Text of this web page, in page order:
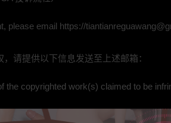
please email https://
请提供以下信息发送至上述邮箱：
the copyrighted work(s) claimed to be
，若涉及多部作品，请列出代表性清单；